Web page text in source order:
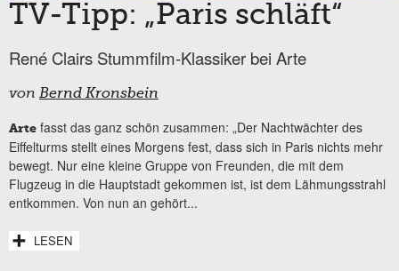
TV-Tipp: „Paris schläft“
René Clairs Stummfilm-Klassiker bei Arte
von Bernd Kronsbein
Arte fasst das ganz schön zusammen: „Der Nachtwächter des
Eiffelturms stellt eines Morgens fest, dass sich in Paris nichts mehr
bewegt. Nur eine kleine Gruppe von Freunden, die mit dem
Flugzeug in die Hauptstadt gekommen ist, ist dem Lähmungsstrahl
entkommen. Von nun an gehört...
LESEN